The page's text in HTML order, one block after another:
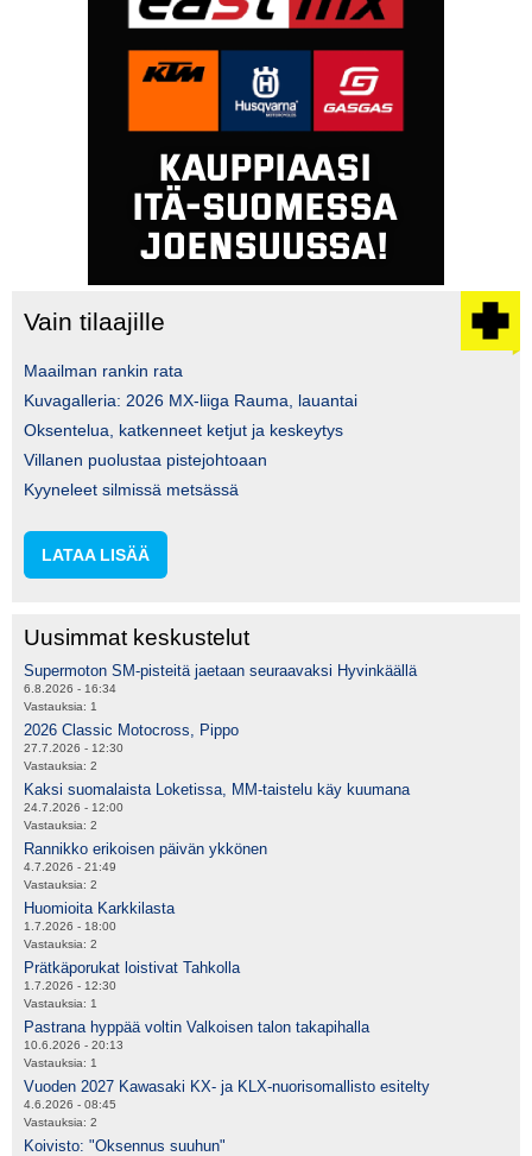
Vain tilaajille
Maailman rankin rata
Kuvagalleria: 2026 MX-liiga Rauma, lauantai
Oksentelua, katkenneet ketjut ja keskeytys
Villanen puolustaa pistejohtoaan
Kyyneleet silmissä metsässä
LATAA LISÄÄ
Uusimmat keskustelut
Supermoton SM-pisteitä jaetaan seuraavaksi Hyvinkäällä
6.8.2026 - 16:34
Vastauksia: 1
2026 Classic Motocross, Pippo
27.7.2026 - 12:30
Vastauksia: 2
Kaksi suomalaista Loketissa, MM-taistelu käy kuumana
24.7.2026 - 12:00
Vastauksia: 2
Rannikko erikoisen päivän ykkönen
4.7.2026 - 21:49
Vastauksia: 2
Huomioita Karkkilasta
1.7.2026 - 18:00
Vastauksia: 2
Prätkäporukat loistivat Tahkolla
1.7.2026 - 12:30
Vastauksia: 1
Pastrana hyppää voltin Valkoisen talon takapihalla
10.6.2026 - 20:13
Vastauksia: 1
Vuoden 2027 Kawasaki KX- ja KLX-nuorisomallisto esitelty
4.6.2026 - 08:45
Vastauksia: 2
Koivisto: "Oksennus suuhun"